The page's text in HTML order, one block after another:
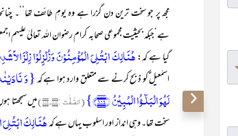
مجھ پر جو سخت ترین دن گزرا ہے وہ یومِ طائف تھا‘‘۔
ہے‘جبکہ بحیثیت مجموعی صحابہ کرام رضوان اللہ تعالیٰ
گیا ہے کہ:ھُنَالِکَ ابْتُلِیَ الْمُؤْمِنُوْنَ وَزُلْزِلُوْا
اسمٰعیل ؑکو ذبح کرنے سے متعلق وارد ہوا ہے کہ
لَہُوَ الۡبَلٰٓـؤُا الۡمُبِیۡنُ ﴿۱۰۶﴾}
(الصّٰفّٰت :۱۰۴۔۱۰۶)
میں سمجھتا
سخت تھا۔ وہی انداز اور اسلوب یہاں ہے کہھُنَالِکَ ابْتُلِیَ